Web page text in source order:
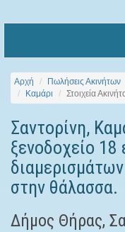
Αρχή Πωλήσεις Ακινήτων
Καμάρι
Στοιχεία
Σαντορίνη,
ξενοδοχείο
στην θάλασσα.
Δήμος Θήρας,